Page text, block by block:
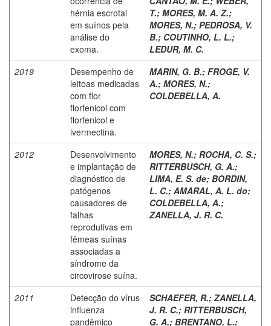
hérnia escrotal
em suínos pela
análise do
exoma.
T.; MORES, M. A. Z.;
MORES, N.; PEDROSA, V.
B.; COUTINHO, L. L.;
LEDUR, M. C.
2019
Desempenho de
leitoas medicadas
com flor
florfenicol com
florfenicol e
ivermectina.
MARIN, G. B.; FROGE, V.
A.; MORES, N.;
COLDEBELLA, A.
2012
Desenvolvimento
e implantação de
diagnóstico de
patógenos
causadores de
falhas
reprodutivas em
fêmeas suínas
associadas a
síndrome da
circovirose suína.
MORES, N.; ROCHA, C. S.;
RITTERBUSCH, G. A.;
LIMA, E. S. de; BORDIN,
L. C.; AMARAL, A. L. do;
COLDEBELLA, A.;
ZANELLA, J. R. C.
2011
Detecção do vírus
influenza
pandêmico
SCHAEFER, R.; ZANELLA,
J. R. C.; RITTERBUSCH,
G. A.; BRENTANO, L.;